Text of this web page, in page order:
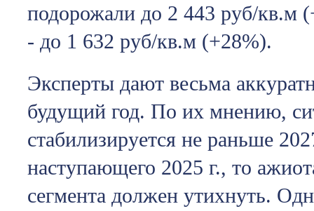
подорожали до 2 443 руб/кв.м
- до 1 632 руб/кв.м (+28%).
Эксперты дают весьма
будущий год. По их мнению,
стабилизируется не раньше
наступающего 2025 г., то
сегмента должен утихнуть.